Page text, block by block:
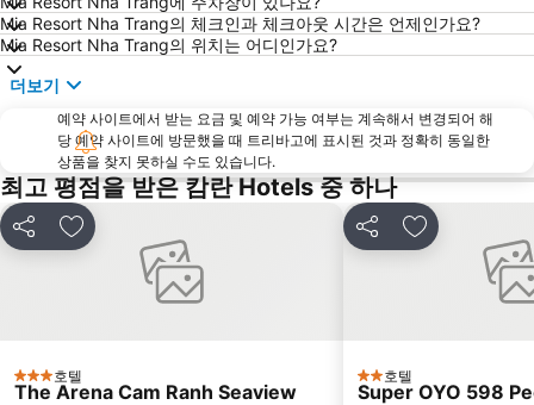
Mia Resort Nha Trang의 체크인과 체크아웃 시간은 언제인가요?
Mia Resort Nha Trang의 위치는 어디인가요?
더보기
예약 사이트에서 받는 요금 및 예약 가능 여부는 계속해서 변경되어 해
당 예약 사이트에 방문했을 때 트리바고에 표시된 것과 정확히 동일한
상품을 찾지 못하실 수도 있습니다.
최고 평점을 받은 캄란 Hotels 중 하나
공유 즐겨찾기에 추가
3 성급호텔
The Arena Cam Ranh Seaview
공유 즐겨찾기에
2 성급
호텔
Super OYO 598